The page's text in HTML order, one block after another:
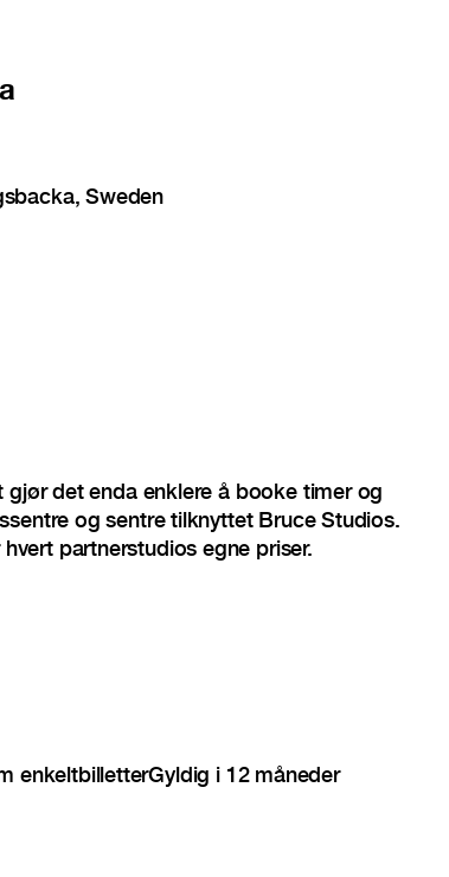
Sweden
det enda enklere å booke timer og
og sentre tilknyttet Bruce Studios.
partnerstudios egne priser.
enkeltbilletterGyldig i 12 måneder